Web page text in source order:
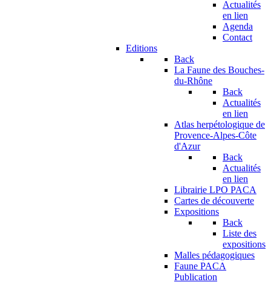
Actualités
en lien
Agenda
Contact
Editions
Back
La Faune des Bouches-
du-Rhône
Back
Actualités
en lien
Atlas herpétologique de
Provence-Alpes-Côte
d'Azur
Back
Actualités
en lien
Librairie LPO PACA
Cartes de découverte
Expositions
Back
Liste des
expositions
Malles pédagogiques
Faune PACA
Publication